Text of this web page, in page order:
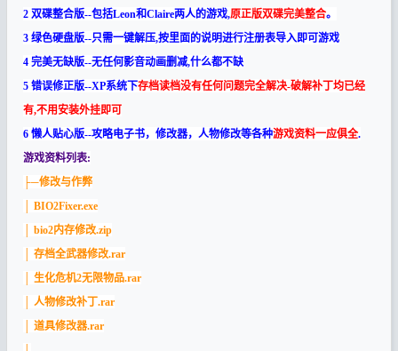
2 双碟整合版--包括Leon和Claire两人的游戏,原正版双碟完美整合。
3 绿色硬盘版--只需一键解压,按里面的说明进行注册表导入即可游戏
4 完美无缺版--无任何影音动画删减,什么都不缺
5 错误修正版--XP系统下存档读档没有任何问题完全解决-破解补丁均已经
有,不用安装外挂即可
6 懒人贴心版--攻略电子书，修改器，人物修改等各种游戏资料一应俱全.
游戏资料列表:
├─修改与作弊
│ BIO2Fixer.exe
│ bio2内存修改.zip
│ 存档全武器修改.rar
│ 生化危机2无限物品.rar
│ 人物修改补丁.rar
│ 道具修改器.rar